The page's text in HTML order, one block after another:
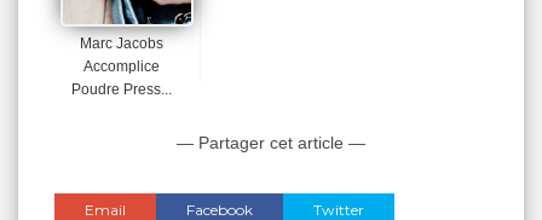
Marc Jacobs
Accomplice
Poudre Press...
— Partager cet article —
Email Facebook Twitter